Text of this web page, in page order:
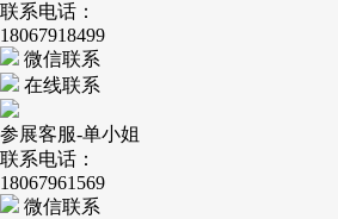
联系电话：
18067918499
微信联系
在线联系
参展客服-单小姐
联系电话：
18067961569
微信联系